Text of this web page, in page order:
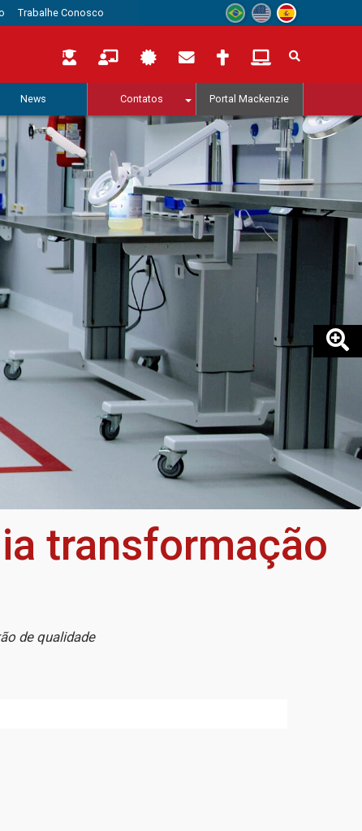
Trabalhe Conosco
News Contatos Portal Mackenzie
transformação
de qualidade